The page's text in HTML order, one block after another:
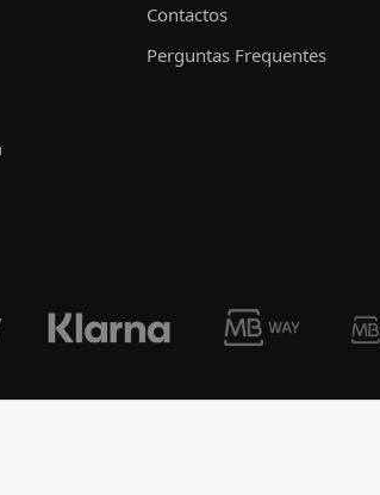
Contactos
Perguntas Frequentes